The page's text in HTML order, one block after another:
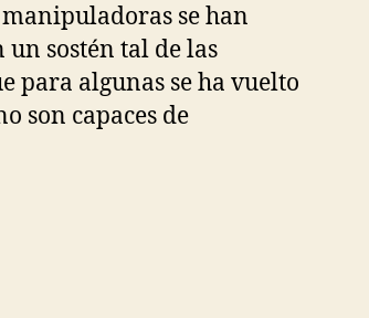
se han
sostén tal de las
para algunas se ha vuelto
son capaces de